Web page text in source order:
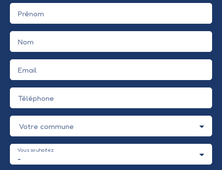
Prénom
Nom
Email
Téléphone
Votre commune
-
Vous souhaitez